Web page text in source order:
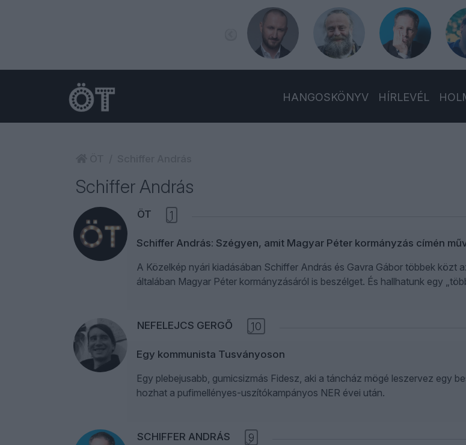
HANGOSKÖNYV HÍRLEVÉL
Schiffer András
ÖT 1
Schiffer András: Szégyen, amit Magyar Péter kormányzás címén
A Közelkép nyári kiadásában Schiffer András és Gavra Gábor többek közt
általában Magyar Péter kormányzásáról is beszélget. És hallhatunk egy
NEFELEJCS GERGŐ 10
Egy kommunista Tusványoson
Egy plebejusabb, gumicsizmás Fidesz, aki a táncház mögé leszervez egy
hozhat a pufimellényes-uszítókampányos NER évei után.
SCHIFFER ANDRÁS 9